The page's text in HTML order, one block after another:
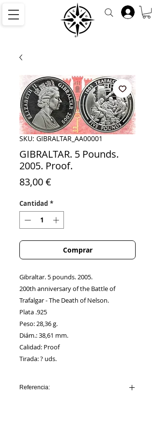
SKU: GIBRALTAR_AA00001
GIBRALTAR. 5 Pounds.
2005. Proof.
83,00 €
Cantidad *
Comprar
Gibraltar. 5 pounds. 2005.
200th anniversary of the Battle of
Trafalgar - The Death of Nelson.
Plata .925
Peso: 28,36 g.
Diám.: 38,61 mm.
Calidad: Proof
Tirada: ? uds.
Referencia: